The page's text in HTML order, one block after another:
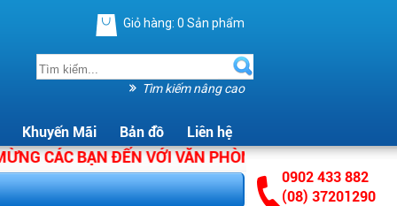
Giỏ hàng: 0 Sản phẩm
Tìm kiếm nâng cao
Khuyến Mãi Bản đồ Liên hệ
CÁC BẠN ĐẾN VỚI VĂN PHÒNG PHẨM ÁNH HẰNG.
0902 433 882
(08) 37201290